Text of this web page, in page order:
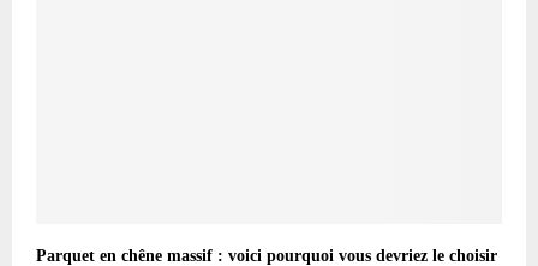
Parquet en chêne massif : voici pourquoi vous devriez le choisir